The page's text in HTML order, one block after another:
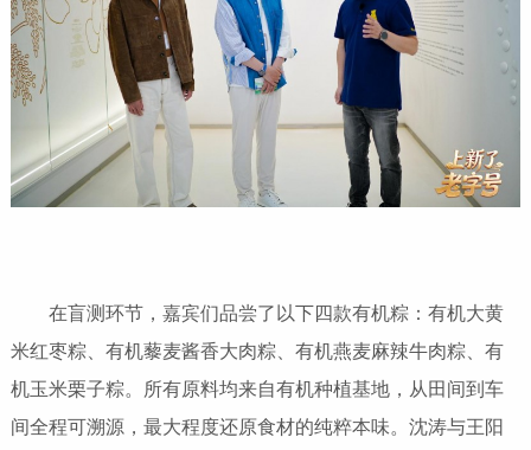
在盲测环节，嘉宾们品尝了以下四款有机粽：有机大黄
米红枣粽、有机藜麦酱香大肉粽、有机燕麦麻辣牛肉粽、有
机玉米栗子粽。所有原料均来自有机种植基地，从田间到车
间全程可溯源，最大程度还原食材的纯粹本味。沈涛与王阳